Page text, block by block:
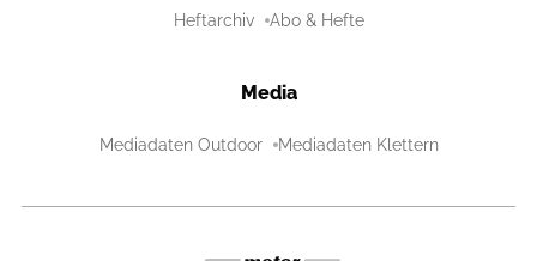
Heftarchiv Abo & Hefte
Media
Mediadaten Outdoor Mediadaten Klettern